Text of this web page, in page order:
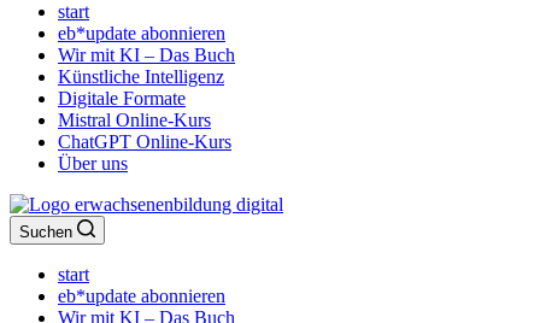
start
eb*update abonnieren
Wir mit KI – Das Buch
Künstliche Intelligenz
Digitale Formate
Mistral Online-Kurs
ChatGPT Online-Kurs
Über uns
Suchen
start
eb*update abonnieren
Wir mit KI – Das Buch